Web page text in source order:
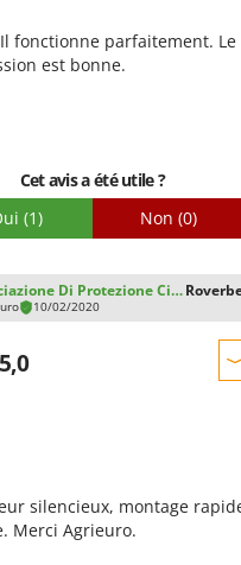
fonctionne parfaitement.
est bonne.
Cet avis a été utile ?
(1) Non (0)
La Molinella Associazione Di Protezione Civile Onlus L.
10/02/2020
5,0
silencieux, montage
Merci Agrieuro.